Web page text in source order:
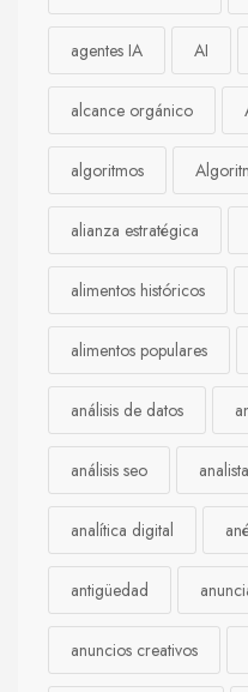
agentes IA AI
alcance orgánico
algoritmos
alianza estratégica
alimentos históricos
alimentos populares
análisis de datos
análisis seo
analítica digital
antigüedad
anuncios creativos